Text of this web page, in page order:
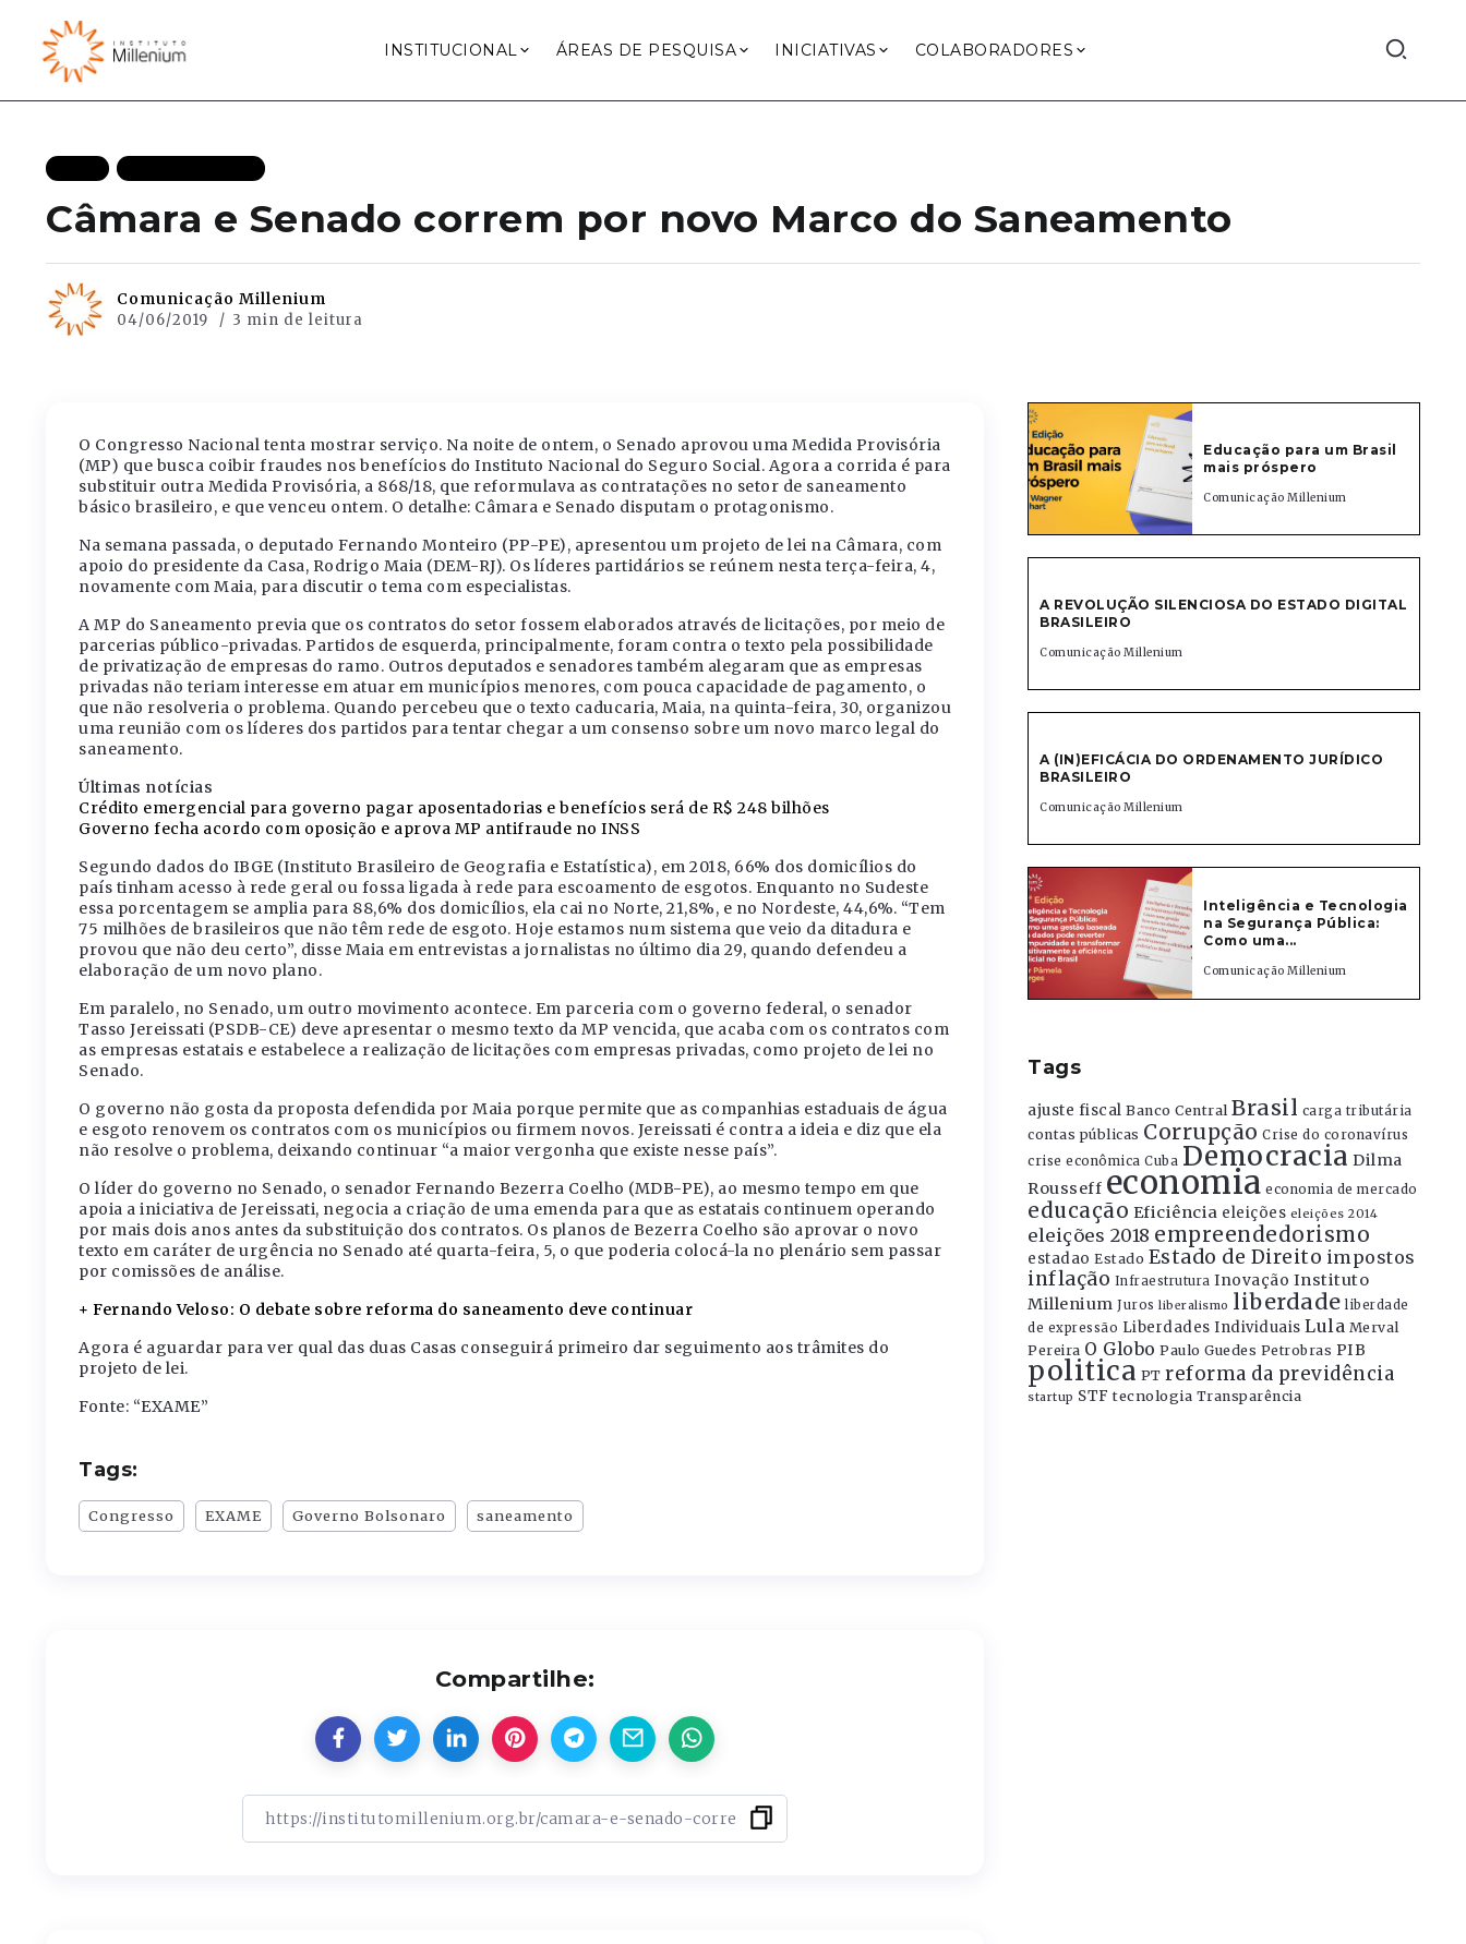
INSTITUCIONAL ÁREAS DE PESQUISA INICIATIVAS COLABORADORES
Câmara e Senado correm por novo Marco do Saneamento
Comunicação Millenium
04/06/2019 3 min de leitura
O Congresso Nacional tenta mostrar serviço. Na noite de ontem, o Senado aprovou uma Medida Provisória
(MP) que busca coibir fraudes nos benefícios do Instituto Nacional do Seguro Social. Agora a corrida é para
substituir outra Medida Provisória, a 868/18, que reformulava as contratações no setor de saneamento
básico brasileiro, e que venceu ontem. O detalhe: Câmara e Senado disputam o protagonismo.
Na semana passada, o deputado Fernando Monteiro (PP-PE), apresentou um projeto de lei na Câmara, com
apoio do presidente da Casa, Rodrigo Maia (DEM-RJ). Os líderes partidários se reúnem nesta terça-feira, 4,
novamente com Maia, para discutir o tema com especialistas.
A MP do Saneamento previa que os contratos do setor fossem elaborados através de licitações, por meio de
parcerias público-privadas. Partidos de esquerda, principalmente, foram contra o texto pela possibilidade
de privatização de empresas do ramo. Outros deputados e senadores também alegaram que as empresas
privadas não teriam interesse em atuar em municípios menores, com pouca capacidade de pagamento, o
que não resolveria o problema. Quando percebeu que o texto caducaria, Maia, na quinta-feira, 30, organizou
uma reunião com os líderes dos partidos para tentar chegar a um consenso sobre um novo marco legal do
saneamento.
Últimas notícias
Crédito emergencial para governo pagar aposentadorias e benefícios será de R$ 248 bilhões
Governo fecha acordo com oposição e aprova MP antifraude no INSS
Segundo dados do IBGE (Instituto Brasileiro de Geografia e Estatística), em 2018, 66% dos domicílios do
país tinham acesso à rede geral ou fossa ligada à rede para escoamento de esgotos. Enquanto no Sudeste
essa porcentagem se amplia para 88,6% dos domicílios, ela cai no Norte, 21,8%, e no Nordeste, 44,6%. “Tem
75 milhões de brasileiros que não têm rede de esgoto. Hoje estamos num sistema que veio da ditadura e
provou que não deu certo”, disse Maia em entrevistas a jornalistas no último dia 29, quando defendeu a
elaboração de um novo plano.
Em paralelo, no Senado, um outro movimento acontece. Em parceria com o governo federal, o senador
Tasso Jereissati (PSDB-CE) deve apresentar o mesmo texto da MP vencida, que acaba com os contratos com
as empresas estatais e estabelece a realização de licitações com empresas privadas, como projeto de lei no
Senado.
O governo não gosta da proposta defendida por Maia porque permite que as companhias estaduais de água
e esgoto renovem os contratos com os municípios ou firmem novos. Jereissati é contra a ideia e diz que ela
não resolve o problema, deixando continuar “a maior vergonha que existe nesse país”.
O líder do governo no Senado, o senador Fernando Bezerra Coelho (MDB-PE), ao mesmo tempo em que
apoia a iniciativa de Jereissati, negocia a criação de uma emenda para que as estatais continuem operando
por mais dois anos antes da substituição dos contratos. Os planos de Bezerra Coelho são aprovar o novo
texto em caráter de urgência no Senado até quarta-feira, 5, o que poderia colocá-la no plenário sem passar
por comissões de análise.
+ Fernando Veloso: O debate sobre reforma do saneamento deve continuar
Agora é aguardar para ver qual das duas Casas conseguirá primeiro dar seguimento aos trâmites do
projeto de lei.
Fonte: “EXAME”
Tags:
Congresso EXAME Governo Bolsonaro saneamento
Compartilhe:
Educação para um Brasil
mais próspero
Comunicação Millenium
A REVOLUÇÃO SILENCIOSA DO ESTADO DIGITAL
BRASILEIRO
Comunicação Millenium
A (IN)EFICÁCIA DO ORDENAMENTO JURÍDICO
BRASILEIRO
Comunicação Millenium
Inteligência e Tecnologia
na Segurança Pública:
Como uma...
Comunicação Millenium
Tags
ajuste fiscal Banco Central Brasil carga tributária
contas públicas Corrupção Crise do coronavírus
crise econômica Cuba Democracia Dilma
Rousseff economia economia de mercado
educação Eficiência eleições eleições 2014
eleições 2018 empreendedorismo
estadao Estado Estado de Direito impostos
inflação Infraestrutura Inovação Instituto
Millenium Juros liberalismo liberdade liberdade
de expressão Liberdades Individuais Lula Merval
Pereira O Globo Paulo Guedes Petrobras PIB
politica PT reforma da previdência
startup STF tecnologia Transparência